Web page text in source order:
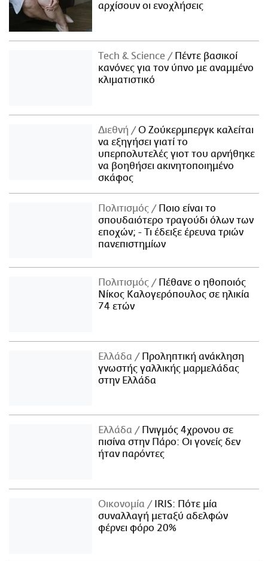
αρχίσουν οι ενοχλήσεις
Τech & Science
Πέντε βασικοί
κανόνες για τον ύπνο με αναμμένο
κλιματιστικό
Διεθνή
Ο Ζούκερμπεργκ καλείται
να εξηγήσει γιατί το
υπερπολυτελές γιοτ του αρνήθηκε
να βοηθήσει ακινητοποιημένο
σκάφος
Πολιτισμός
Ποιο είναι το
σπουδαιότερο τραγούδι όλων των
εποχών; - Τι έδειξε έρευνα τριών
πανεπιστημίων
Πολιτισμός
Πέθανε ο ηθοποιός
Νίκος Καλογερόπουλος σε ηλικία
74 ετών
Ελλάδα
Προληπτική ανάκληση
γνωστής γαλλικής μαρμελάδας
στην Ελλάδα
Ελλάδα
Πνιγμός 4χρονου σε
πισίνα στην Πάρο: Οι γονείς δεν
ήταν παρόντες
Οικονομία
IRIS: Πότε μία
συναλλαγή μεταξύ αδελφών
φέρνει φόρο 20%